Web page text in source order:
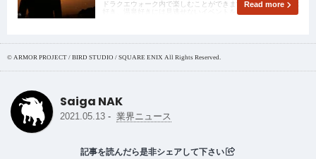
ドラクエウォーク内で楽しむことができます。そんなドラクエ
好き、温泉好きには見逃せないイベントをLANケーブルマンが
Read more
© ARMOR PROJECT / BIRD STUDIO / SQUARE ENIX All Rights Reserved.
Saiga NAK
2021.05.13 - 業界ニュース
記事を読んだら是非シェアして下さい